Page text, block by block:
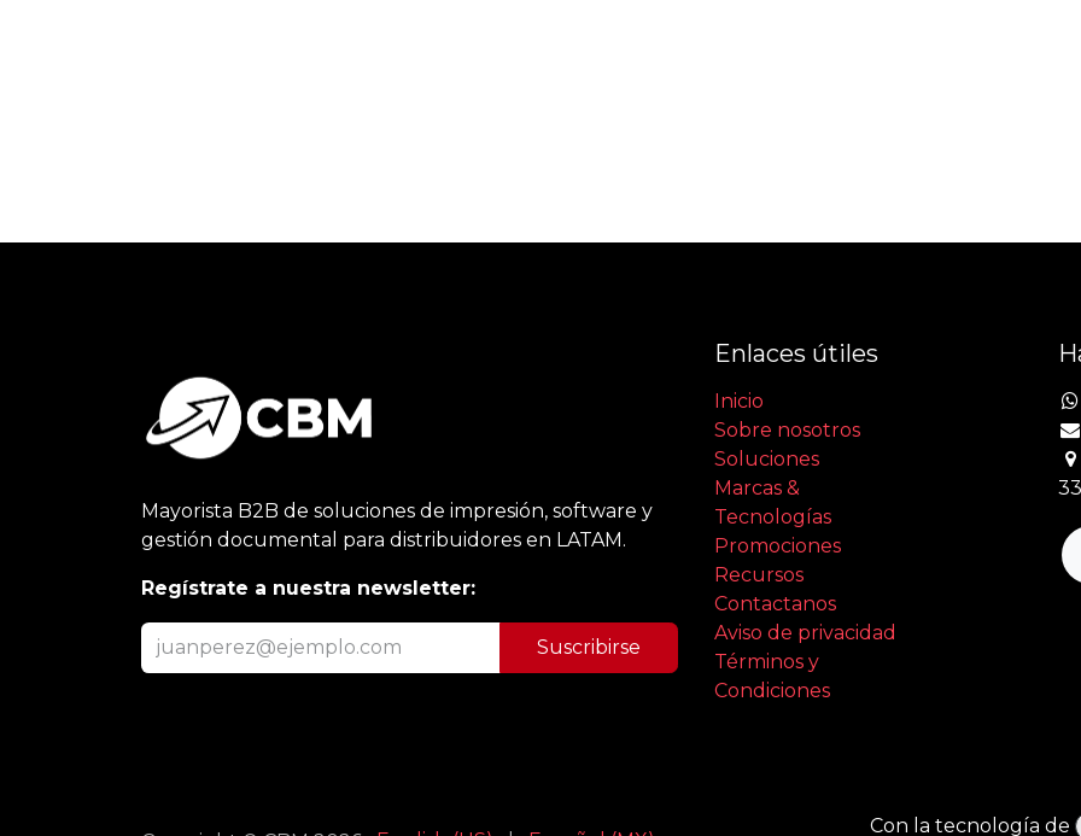
Mayorista B2B de soluciones de impresión, software y
gestión documental para distribuidores en LATAM.
Regístrate a nuestra newsletter:
Suscribirse
Enlaces útiles
Inicio
Sobre nosotros
Soluciones
Marcas &
Tecnologías
Promociones
Recursos
Contactanos
Aviso de privacidad
Términos y
Condiciones
Con la tecnología de